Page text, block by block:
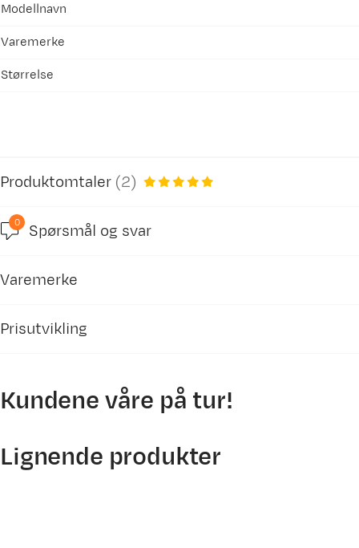
Modellnavn
Varemerke
Størrelse
Produktomtaler (2)
5.0
Stein T Bekreftet kjøper
Kjøpt størrelse: 1SIZE
0 Spørsmål og svar
Varemerke
Prisutvikling
Kundene våre på tur!
Lignende produkter